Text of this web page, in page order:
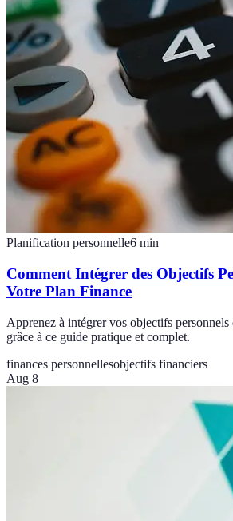
Planification personnelle6 min
Comment Intégrer des Objectifs
Votre Plan Finance
Apprenez à intégrer vos objectifs
grâce à ce guide pratique et complet.
finances personnellesobjectifs financiers
Aug 8